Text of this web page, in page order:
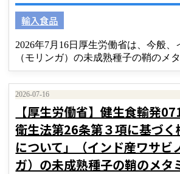
輸入食品
2026年7月16日厚生労働省は、今般
（モリンガ）の未成熟種子の鞘のメ
2026-07-16
【厚生労働省】健生食輸発
衛生法第26条第３項に基づ
について」（インド産ワサビ
ガ）の未成熟種子の鞘のメタ